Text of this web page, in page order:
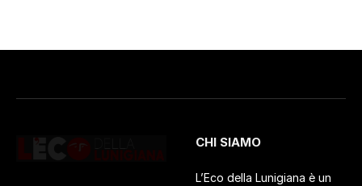
CHI SIAMO
L’Eco della Lunigiana è un